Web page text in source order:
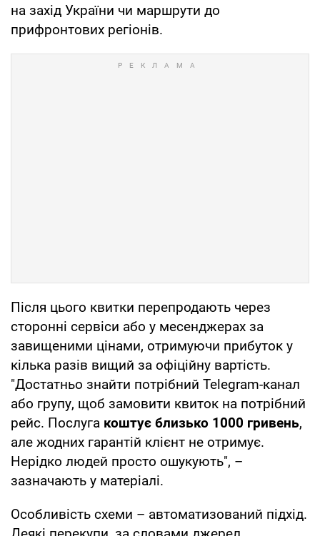
на захід України чи маршрути до
прифронтових регіонів.
Після цього квитки перепродають через
сторонні сервіси або у месенджерах за
завищеними цінами, отримуючи прибуток у
кілька разів вищий за офіційну вартість.
"Достатньо знайти потрібний Telegram-канал
або групу, щоб замовити квиток на потрібний
рейс. Послуга коштує близько 1000 гривень,
але жодних гарантій клієнт не отримує.
Нерідко людей просто ошукують", –
зазначають у матеріалі.
Особливість схеми – автоматизований підхід.